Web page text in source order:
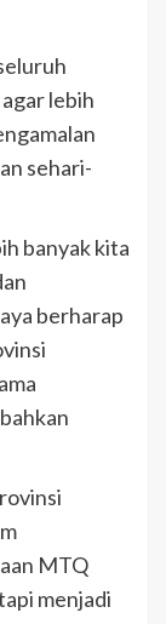
lebih
sehari-
banyak kita
berharap
MTQ
menjadi